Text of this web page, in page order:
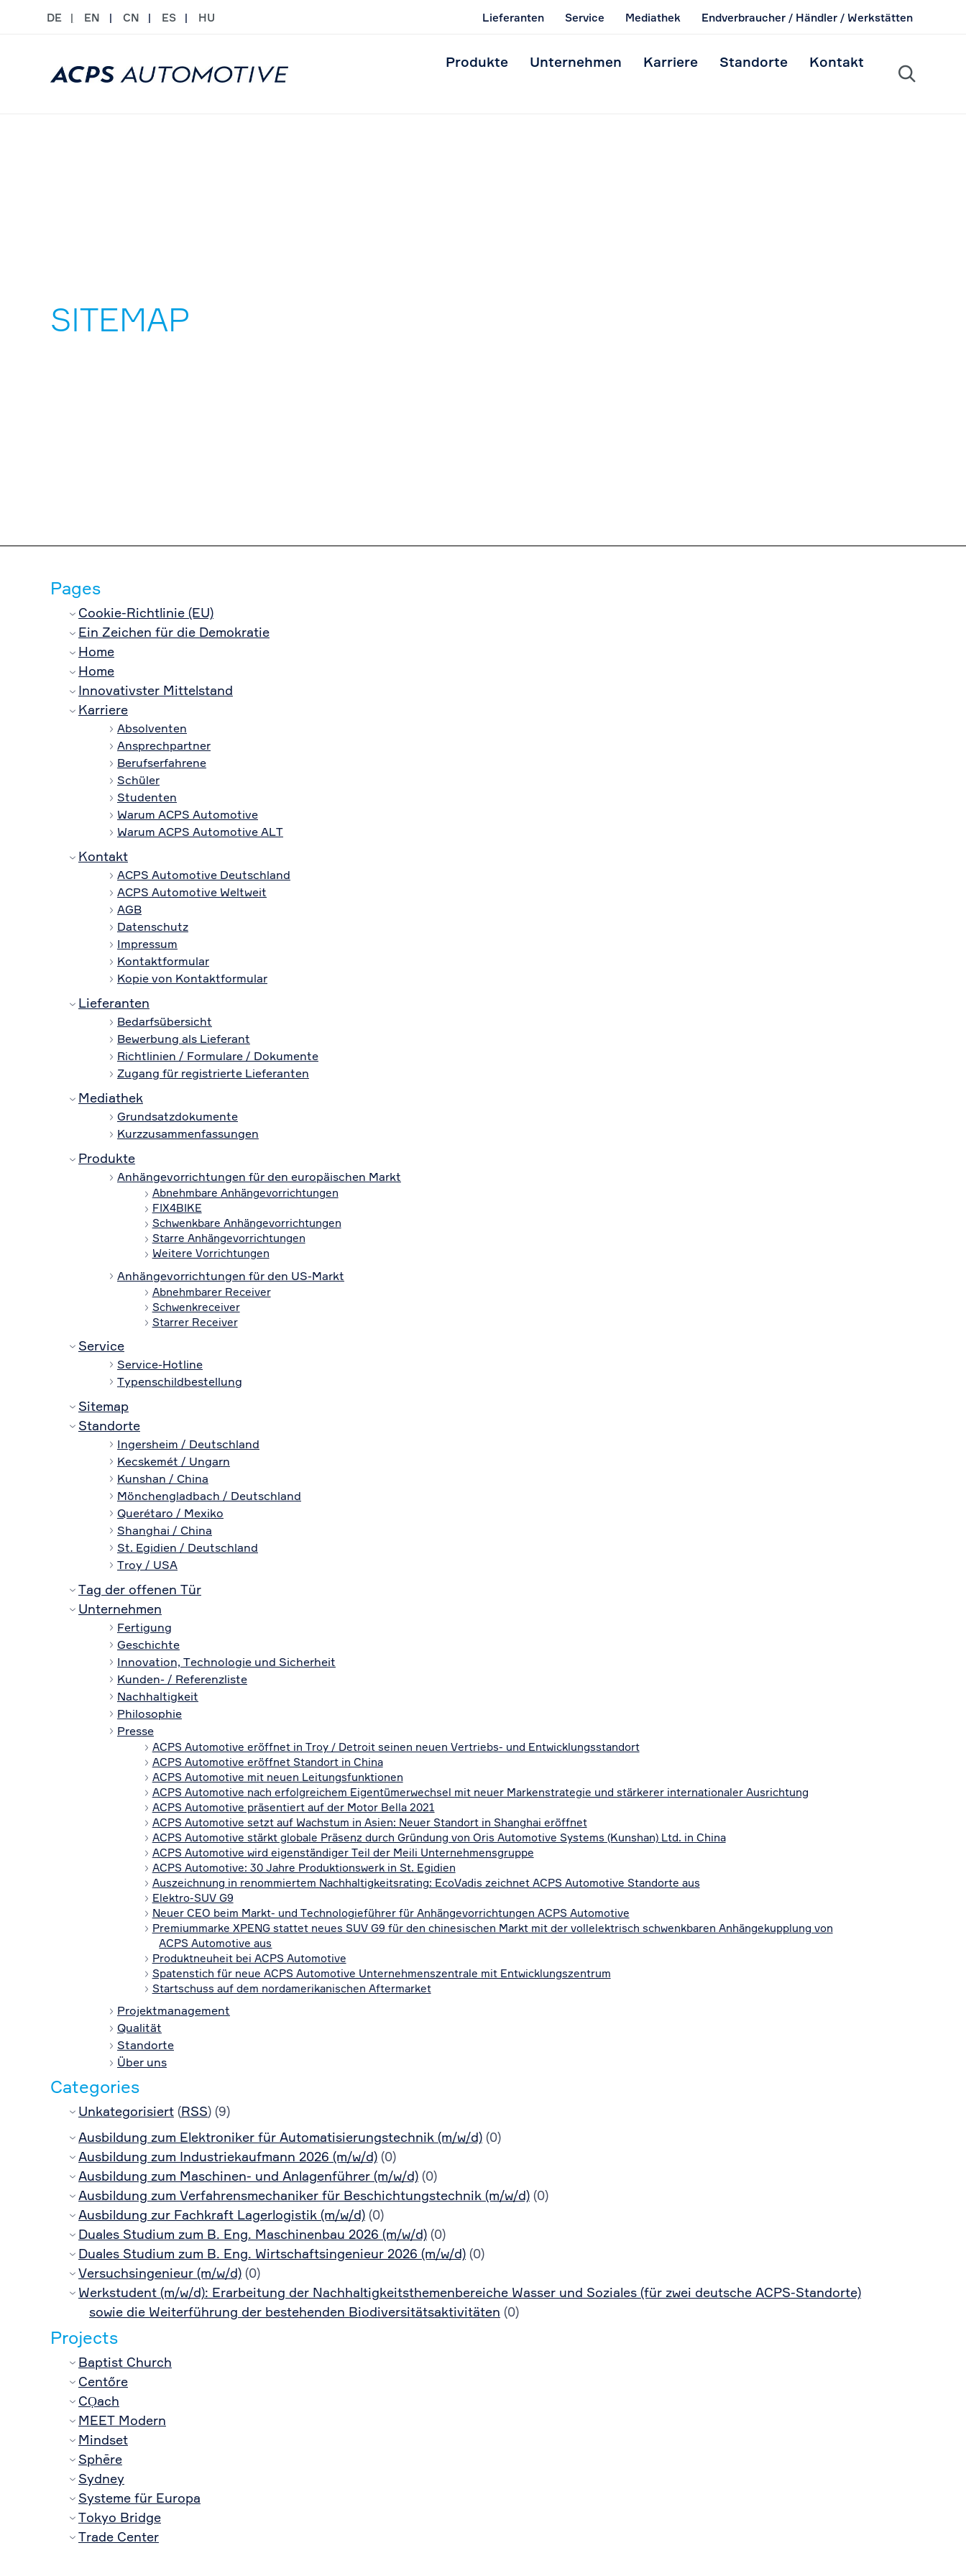
DE EN CN ES HU Lieferanten Service Mediathek Endverbraucher / Händler / Werkstätten
content
Produkte Unternehmen Karriere Standorte Kontakt

SITEMAP
Pages
Cookie-Richtlinie (EU)
Ein Zeichen für die Demokratie
Home
Home
Innovativster Mittelstand
Karriere
Absolventen
Ansprechpartner
Berufserfahrene
Schüler
Studenten
Warum ACPS Automotive
Warum ACPS Automotive ALT
Kontakt
ACPS Automotive Deutschland
ACPS Automotive Weltweit
AGB
Datenschutz
Impressum
Kontaktformular
Kopie von Kontaktformular
Lieferanten
Bedarfsübersicht
Bewerbung als Lieferant
Richtlinien / Formulare / Dokumente
Zugang für registrierte Lieferanten
Mediathek
Grundsatzdokumente
Kurzzusammenfassungen
Produkte
Anhängevorrichtungen für den europäischen Markt
Abnehmbare Anhängevorrichtungen
FIX4BIKE
Schwenkbare Anhängevorrichtungen
Starre Anhängevorrichtungen
Weitere Vorrichtungen
Anhängevorrichtungen für den US-Markt
Abnehmbarer Receiver
Schwenkreceiver
Starrer Receiver
Service
Service-Hotline
Typenschildbestellung
Sitemap
Standorte
Ingersheim / Deutschland
Kecskemét / Ungarn
Kunshan / China
Mönchengladbach / Deutschland
Querétaro / Mexiko
Shanghai / China
St. Egidien / Deutschland
Troy / USA
Tag der offenen Tür
Unternehmen
Fertigung
Geschichte
Innovation, Technologie und Sicherheit
Kunden- / Referenzliste
Nachhaltigkeit
Philosophie
Presse
ACPS Automotive eröffnet in Troy / Detroit seinen neuen Vertriebs- und Entwicklungsstandort
ACPS Automotive eröffnet Standort in China
ACPS Automotive mit neuen Leitungsfunktionen
ACPS Automotive nach erfolgreichem Eigentümerwechsel mit neuer Markenstrategie und stärkerer internationaler Ausrichtung
ACPS Automotive präsentiert auf der Motor Bella 2021
ACPS Automotive setzt auf Wachstum in Asien: Neuer Standort in Shanghai eröffnet
ACPS Automotive stärkt globale Präsenz durch Gründung von Oris Automotive Systems (Kunshan) Ltd. in China
ACPS Automotive wird eigenständiger Teil der Meili Unternehmensgruppe
ACPS Automotive: 30 Jahre Produktionswerk in St. Egidien
Auszeichnung in renommiertem Nachhaltigkeitsrating: EcoVadis zeichnet ACPS Automotive Standorte aus
Elektro-SUV G9
Neuer CEO beim Markt- und Technologieführer für Anhängevorrichtungen ACPS Automotive
Premiummarke XPENG stattet neues SUV G9 für den chinesischen Markt mit der vollelektrisch schwenkbaren Anhängekupplung von
ACPS Automotive aus
Produktneuheit bei ACPS Automotive
Spatenstich für neue ACPS Automotive Unternehmenszentrale mit Entwicklungszentrum
Startschuss auf dem nordamerikanischen Aftermarket
Projektmanagement
Qualität
Standorte
Über uns
Categories
Unkategorisiert ( RSS) (9)
Ausbildung zum Elektroniker für Automatisierungstechnik (m/w/d) (0)
Ausbildung zum Industriekaufmann 2026 (m/w/d) (0)
Ausbildung zum Maschinen- und Anlagenführer (m/w/d) (0)
Ausbildung zum Verfahrensmechaniker für Beschichtungstechnik (m/w/d) (0)
Ausbildung zur Fachkraft Lagerlogistik (m/w/d) (0)
Duales Studium zum B. Eng. Maschinenbau 2026 (m/w/d) (0)
Duales Studium zum B. Eng. Wirtschaftsingenieur 2026 (m/w/d) (0)
Versuchsingenieur (m/w/d) (0)
Werkstudent (m/w/d): Erarbeitung der Nachhaltigkeitsthemenbereiche Wasser und Soziales (für zwei deutsche ACPS-Standorte)
sowie die Weiterführung der bestehenden Biodiversitätsaktivitäten (0)
Projects
Baptist Church
Centőre
CỌach
MEET Modern
Mindset
Sphēre
Sydney
Systeme für Europa
Tokyo Bridge
Trade Center